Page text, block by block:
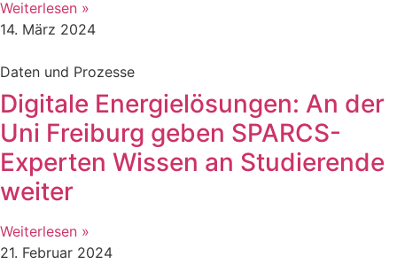
Weiterlesen »
14. März 2024
Daten und Prozesse
Digitale Energielösungen: An der
Uni Freiburg geben SPARCS-
Experten Wissen an Studierende
weiter
Weiterlesen »
21. Februar 2024